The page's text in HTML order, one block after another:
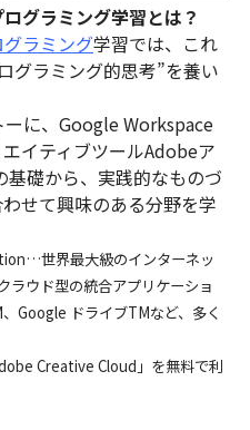
グラミング学習とは？
グラミング学習では、これ
グラミング的思考”を養い
ーに、Google Workspace
イティブツールAdobeア
礎から、実践的なものづ
せて興味のある分野を学
世界最大級のインターネッ
ラウド型の統合アプリケーショ
Google ドライブTMなど、多く
Creative Cloud」を無料で利